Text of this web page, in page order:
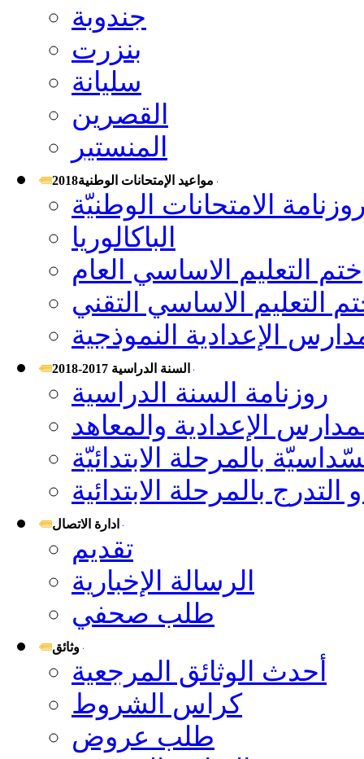
جندوبة
بنزرت
سليانة
القصرين
المنستير
مواعيد الإمتحانات الوطنية2018
الامتحانات الوطنيّة
الباكالوريا
ختم التعليم الاساسي العام
التعليم الاساسي التقني
الإعدادية النموذجية
السنة الدراسية 2017-2018
روزنامة السنة الدراسية
الإعدادية والمعاهد
بالمرحلة الابتدائيّة
التدرج بالمرحلة الابتدائية
ادارة الاتصال
تقديم
الرسالة الإخبارية
طلب صحفي
وثائق
أحدث الوثائق المرجعية
كراس الشروط
طلب عروض